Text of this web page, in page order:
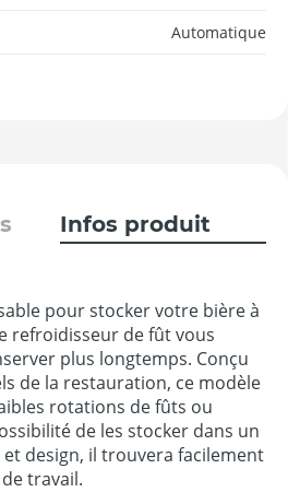
Automatique
Infos produit
pour stocker votre bière à
refroidisseur de fût vous
plus longtemps. Conçu
de la restauration, ce modèle
rotations de fûts ou
de les stocker dans un
design, il trouvera facilement
travail.